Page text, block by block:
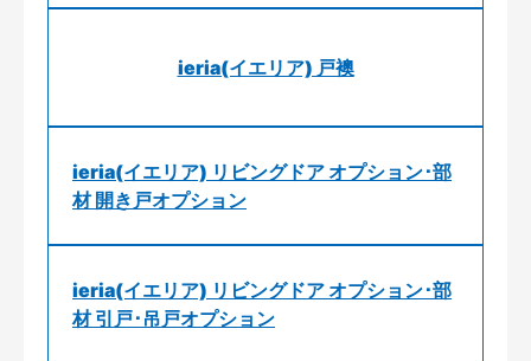
ieria(イエリア) 戸襖
ieria(イエリア) リビングドア オプション･部
材 開き戸オプション
ieria(イエリア) リビングドア オプション･部
材 引戸･吊戸オプション